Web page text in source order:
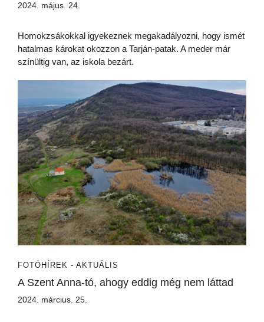
2024. május. 24.
Homokzsákokkal igyekeznek megakadályozni, hogy ismét
hatalmas károkat okozzon a Tarján-patak. A meder már
színültig van, az iskola bezárt.
FOTÓ HÍREK - AKTUÁLIS
A Szent Anna-tó, ahogy eddig még nem láttad
2024. március. 25.